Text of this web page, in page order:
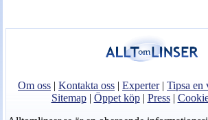
Om oss |Kontakta oss |Experter|Tipsa en
Sitemap| Öppet köp| Press|